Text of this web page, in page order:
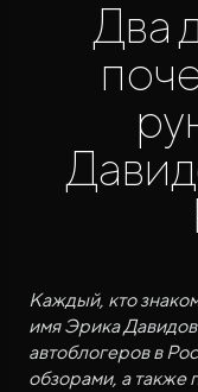
Совершенно новый
Два
Каждый, кто
имя Эрика
автоблогеров в
обзорами, а также